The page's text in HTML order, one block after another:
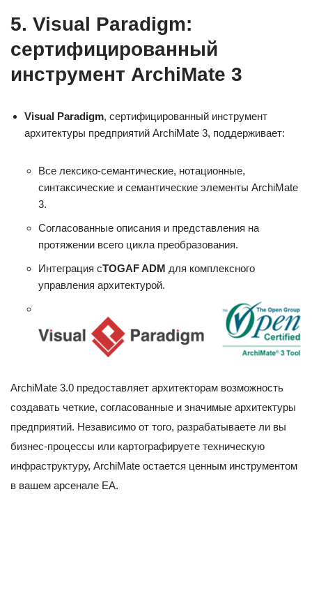
5. Visual Paradigm:
сертифицированный
инструмент ArchiMate 3
Visual Paradigm, сертифицированный инструмент
архитектуры предприятий ArchiMate 3, поддерживает:
Все лексико-семантические, нотационные,
синтаксические и семантические элементы ArchiMate
3.
Согласованные описания и представления на
протяжении всего цикла преобразования.
Интеграция сTOGAF ADM для комплексного
управления архитектурой.
ArchiMate 3.0 предоставляет архитекторам возможность
создавать четкие, согласованные и значимые архитектуры
предприятий. Независимо от того, разрабатываете ли вы
бизнес-процессы или картографируете техническую
инфраструктуру, ArchiMate остается ценным инструментом
в вашем арсенале EA.